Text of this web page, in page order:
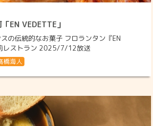
EN VEDETTE」
スの伝統的なお菓子 フロランタン『EN
レストラン 2025/7/12放送
橋海人